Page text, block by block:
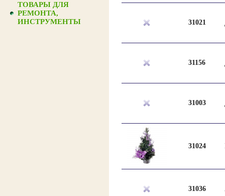
ТОВАРЫ ДЛЯ
РЕМОНТА,
ИНСТРУМЕНТЫ
31021
31156
31003
31024
31036